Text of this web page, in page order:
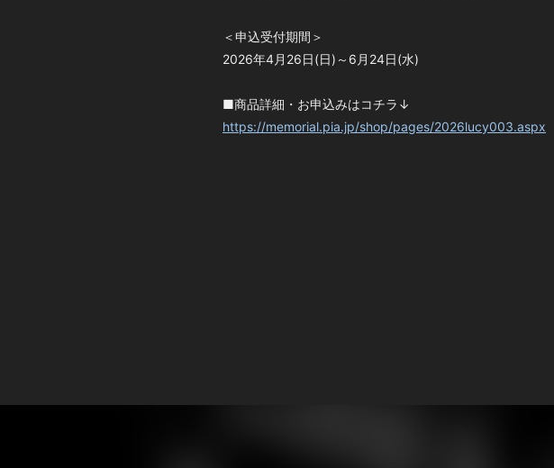
＜申込受付期間＞
2026年4月26日(日)～6月24日(水)
■商品詳細・お申込みはコチラ↓
https://memorial.pia.jp/shop/pages/2026lucy003.aspx